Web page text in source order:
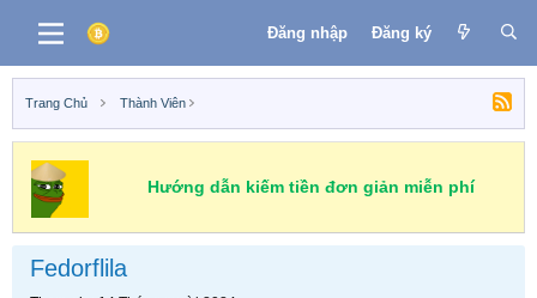
Đăng nhập Đăng ký
Trang Chủ Thành Viên
Hướng dẫn kiếm tiền đơn giản miễn phí
Fedorflila